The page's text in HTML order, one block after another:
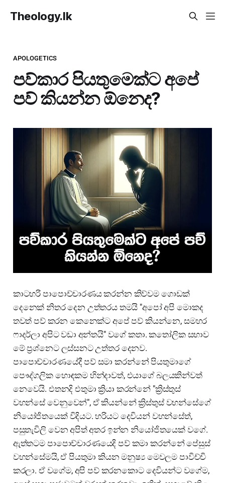
Theology.lk
APOLOGETICS
පව්කාර පියතුමෙක්ට අපේ
පව් කියන්න ඕනෙද?
කාටහරි පාපොච්චාරණය කරන්න කිව්වම ගොඩක්
දෙනෙක් නිතර දෙන උත්තරය තමයි "අපෝ අපි මොකද
තවත් පව් කරන කෙනෙක්ට අපේ පව් කියන්නෙ, සමහර
ෆාදර්ලා අපිට වඩා අන්තයි" වගේ කතා. කතෝලික සභාව
මේ ප්‍රශ්නෙට ලස්සනට උත්තර දෙනව.
පාපොච්චාරණයේදී පව් සමා කරන්නේ පියතුමාගේ
පෞද්ගලික හොඳකම හින්දාවත්, එයාගේ බලයකින්වත්
නෙවෙයි. එතනදි එතුමා ක්‍රියා කරන්නේ "ක්‍රිස්තුස්
වහන්සේ වෙනුවෙන්", ඒ කියන්නේ ක්‍රිස්තුස් වහන්සේගේ
නියෝජිතයෙක් විදියට. හරියට දෙවියන් වහන්සේත්,
පසුතැවිලි වෙන අපිත් අතර ඉන්න නියෝජිතයෙක් වගේ.
ඇත්තටම පාපොච්චාරණයෙදි පව් කමා කරන්නේ පේසුස්
වහන්සේමයි, ඒ පියතුමා කියන මනුෂ්‍ය මෙවලම පාවිච්චි
කරලා. ඒ වගේම, අපි පව් කරනකොට දෙවියන්ට වගේම,